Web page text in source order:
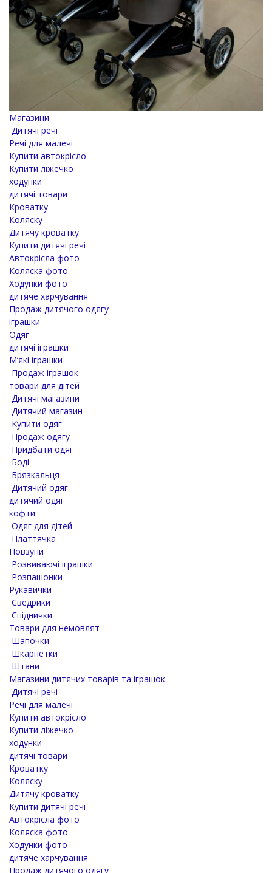
Магазини
Дитячі речі
Речі для малечі
Купити автокрісло
Купити ліжечко
ходунки
дитячі товари
Кроватку
Коляску
Дитячу кроватку
Купити дитячі речі
Автокрісла фото
Коляска фото
Ходунки фото
дитяче харчування
Продаж дитячого одягу
іграшки
Одяг
дитячі іграшки
М’які іграшки
Продаж іграшок
товари для дітей
Дитячі магазини
Дитячий магазин
Купити одяг
Продаж одягу
Придбати одяг
Боді
Брязкальця
Дитячий одяг
дитячий одяг
кофти
Одяг для дітей
Платтячка
Повзуни
Розвиваючі іграшки
Розпашонки
Рукавички
Сведрики
Спіднички
Товари для немовлят
Шапочки
Шкарпетки
Штани
Магазини дитячих товарів та іграшок
Дитячі речі
Речі для малечі
Купити автокрісло
Купити ліжечко
ходунки
дитячі товари
Кроватку
Коляску
Дитячу кроватку
Купити дитячі речі
Автокрісла фото
Коляска фото
Ходунки фото
дитяче харчування
Продаж дитячого одягу